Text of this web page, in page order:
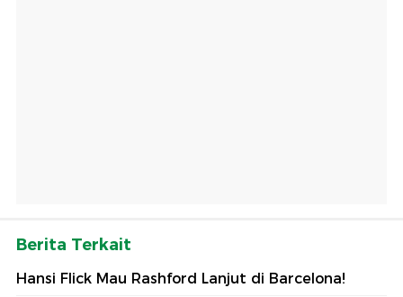
Berita Terkait
Hansi Flick Mau Rashford Lanjut di Barcelona!